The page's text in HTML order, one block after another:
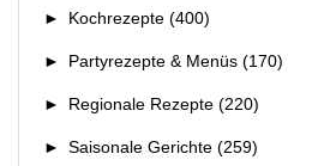
► Kochrezepte (400)
► Partyrezepte & Menüs (170)
► Regionale Rezepte (220)
► Saisonale Gerichte (259)